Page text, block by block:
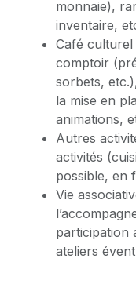
monnaie),
inventaire,
Café
comptoir
sorbets,
la mise en
animations,
Autres
activités
possible, en
Vie
participation
ateliers